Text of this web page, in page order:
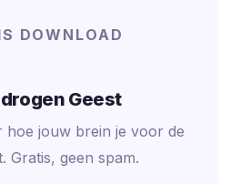
DOWNLOAD
Geest
hoe jouw brein je voor de
Gratis, geen spam.